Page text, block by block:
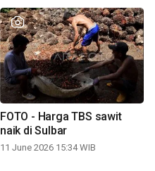
FOTO - Harga TBS sawit
naik di Sulbar
11 June 2026 15:34 WIB